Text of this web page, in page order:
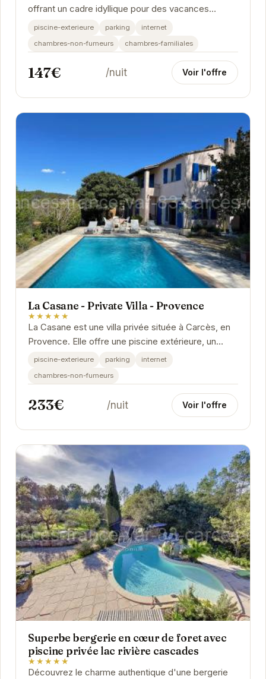
offrant un cadre idyllique pour des vacances
inoubliables.
piscine-exterieure parking
internet
chambres-non-fumeurs
chambres-familiales
147€ /nuit Voir l'offre
La Casane - Private Villa - Provence
★★★★★
La Casane est une villa privée située à Carcès, en
Provence. Elle offre une piscine extérieure, un
parking, une connexion Internet et des...
piscine-exterieure parking
internet
chambres-non-fumeurs
233€ /nuit Voir l'offre
Superbe bergerie en cœur de foret avec
piscine privée lac rivière cascades
★★★★★
Découvrez le charme authentique d'une bergerie